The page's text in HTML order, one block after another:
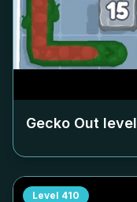
Gecko Out level
Level 410